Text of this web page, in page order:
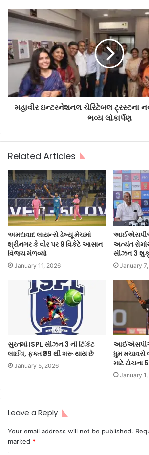
મહાવીર ઇન્ટરનેશનલ ચેરિટેબલ ટ્રસ્ટના
ભવ્ય લોકાર્પણ
Related Articles
અમદાવાદ લાયન્સે ડેબ્યૂ મેચમાં
શ્રીનગર કે વીર પર 9 વિકેટે આસાન
વિજય મેળવ્યો
January 11, 2026
અત્યંત
સીઝન 3
January
સુરતમાં ISPL સીઝન 3 ની ટિકિટ
લાઈવ, ફક્ત ₹99 થી શરૂ થાય છે
January 5, 2026
ધુમ મચાવસે
માટે ટોચના
January
Leave a Reply
Your email address will not be published.
marked *